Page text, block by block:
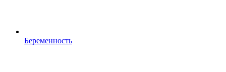
Беременность